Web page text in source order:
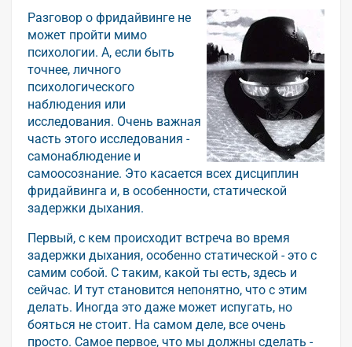
Разговор о фридайвинге не
может пройти мимо
психологии. А, если быть
точнее, личного
психологического
наблюдения или
исследования. Очень важная
часть этого исследования -
самонаблюдение и
самоосознание. Это касается всех дисциплин
фридайвинга и, в особенности, статической
задержки дыхания.
Первый, с кем происходит встреча во время
задержки дыхания, особенно статической - это с
самим собой. С таким, какой ты есть, здесь и
сейчас. И тут становится непонятно, что с этим
делать. Иногда это даже может испугать, но
бояться не стоит. На самом деле, все очень
просто. Самое первое, что мы должны сделать -